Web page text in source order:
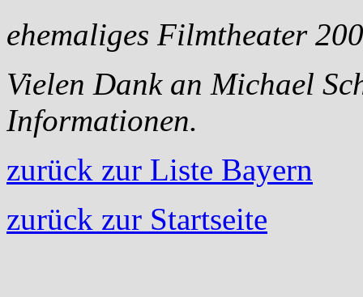
ehemaliges Filmtheater
Vielen Dank an Michael
Informationen.
zurück zur Liste Bayern
zurück zur Startseite